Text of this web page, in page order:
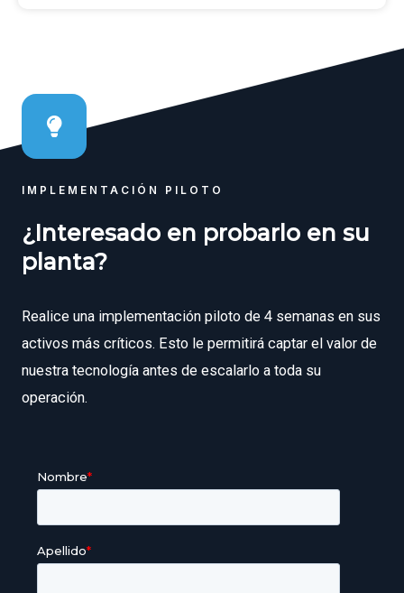
IMPLEMENTACIÓN PILOTO
¿Interesado en probarlo en su
planta?
Realice una implementación piloto de 4 semanas en sus
activos más críticos. Esto le permitirá captar el valor de
nuestra tecnología antes de escalarlo a toda su
operación.